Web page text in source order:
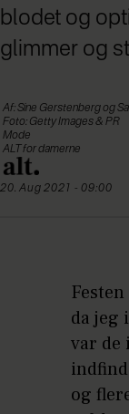
blodet og
glimmer og
Af: Sine Gerstenberg og
Foto: Getty Images & PR
Mode
ALT for damerne
20. Aug 2021 - 09:00
da jeg
var de
og